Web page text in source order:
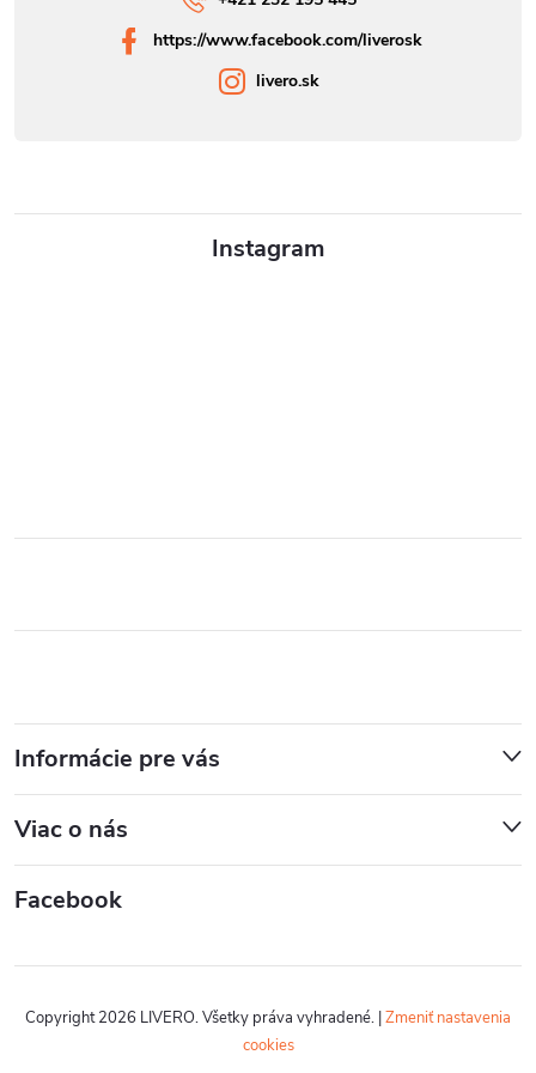
Instagram
Informácie pre vás
Viac o nás
Facebook
https://www.facebook.com/liverosk
livero.sk
Copyright 2026 LIVERO. Všetky práva vyhradené. |Zmeniť nastavenia
cookies